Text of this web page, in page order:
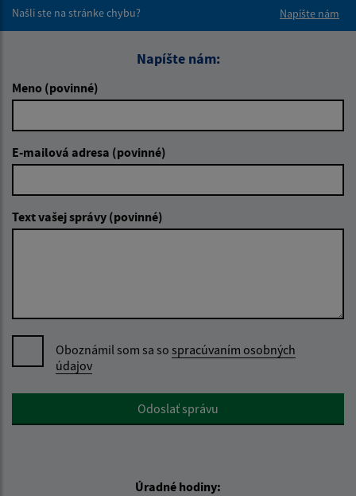
Našli ste na stránke chybu?
Napíšte nám
Napíšte nám:
Meno (povinné)
E-mailová adresa (povinné)
Text vašej správy (povinné)
Oboznámil som sa so spracúvaním osobných
údajov
Google reCaptcha ResponseOdoslať správu
Úradné hodiny: